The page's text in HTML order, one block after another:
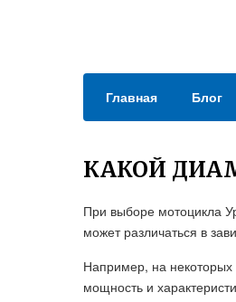
Главная Блог
КАКОЙ
При выборе мотоцикла
может различаться в
Например, на
мощность и